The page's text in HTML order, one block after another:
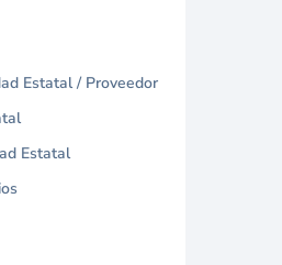
Estatal / Proveedor
Estatal